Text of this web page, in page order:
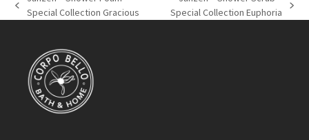
previous
Special Collection Gracious
next
Special Collection Euphoria